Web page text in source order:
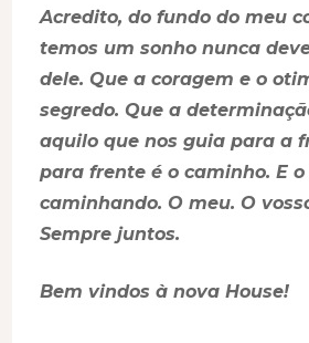
Acredito, do fundo do meu
temos um sonho nunca
dele. Que a coragem e o
segredo. Que a
aquilo que nos guia para a
para frente é o caminho. E
caminhando. O meu. O
Sempre juntos.
Bem vindos à nova House!